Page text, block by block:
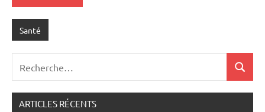
Santé
pour
:
ARTICLES RÉCENTS